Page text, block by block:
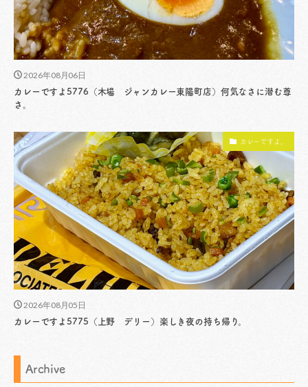
2026年08月06日
カレーですよ5776（木場 ジャンカレー東陽町店）何気なさに潜む尊
さ。
カレーですよ。
2026年08月05日
カレーですよ5775（上野 デリー）楽しき夜の持ち帰り。
Archive